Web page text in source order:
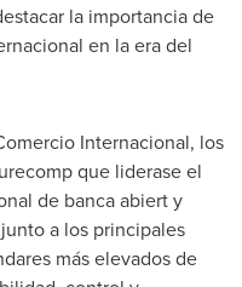
la importancia de
en la era del
Internacional, los
que liderase el
de banca abiert y
a los principales
más elevados de